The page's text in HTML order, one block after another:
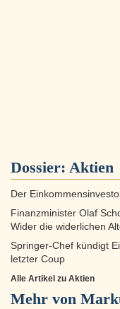
Dossier: Aktien
Der
Finanzminister Olaf
Wider die widerlichen
Springer-Chef kündigt
letzter Coup
Alle Artikel zu Aktien
Mehr von